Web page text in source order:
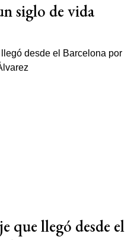
siglo de vida
que llegó desde el